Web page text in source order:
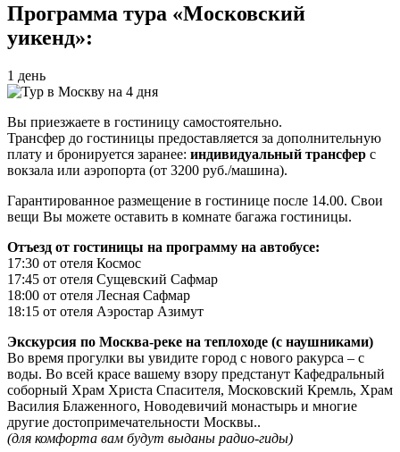
Программа тура «Московский
уикенд»:
1 день
Вы приезжаете в гостиницу самостоятельно.
Трансфер до гостиницы предоставляется за дополнительную
плату и бронируется заранее: индивидуальный трансфер с
вокзала или аэропорта (от 3200 руб./машина).
Гарантированное размещение в гостинице после 14.00. Свои
вещи Вы можете оставить в комнате багажа гостиницы.
Отъезд от гостиницы на программу на автобусе:
17:30 от отеля Космос
17:45 от отеля Сущевский Сафмар
18:00 от отеля Лесная Сафмар
18:15 от отеля Аэростар Азимут
Экскурсия по Москва-реке на теплоходе (с наушниками)
Во время прогулки вы увидите город с нового ракурса – с
воды. Во всей красе вашему взору предстанут Кафедральный
соборный Храм Христа Спасителя, Московский Кремль, Храм
Василия Блаженного, Новодевичий монастырь и многие
другие достопримечательности Москвы..
(для комфорта вам будут выданы радио-гиды)